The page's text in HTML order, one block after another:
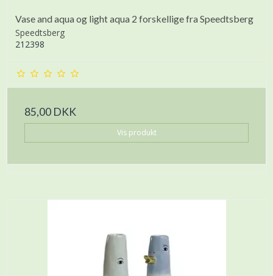
Vase and aqua og light aqua 2 forskellige fra Speedtsberg
Speedtsberg
212398
85,00 DKK
Vis produkt